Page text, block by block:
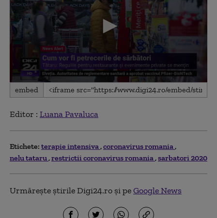
0
seconds
minutes,
seconds
embed
Editor : Luana Pavaluca
Etichete: terapie intensiva coronavirus romania
nelu tataru restrictii coronavirus romania sarbatori 2020
Urmărește știrile Digi24.ro și peGoogle News